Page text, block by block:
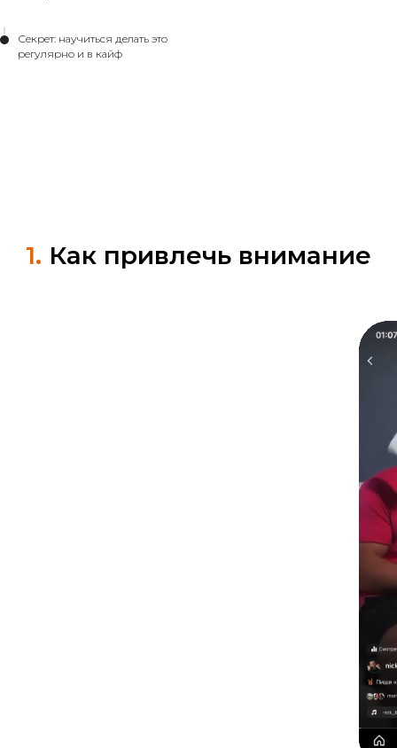
Секрет: научиться делать это
регулярно и в кайф
1. Как привлечь внимание